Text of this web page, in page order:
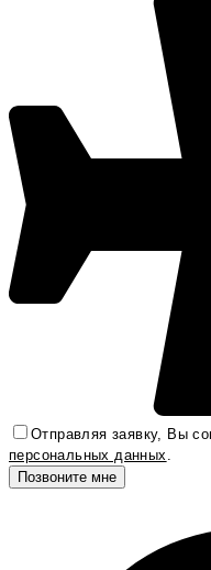
Отправляя заявку, Вы
персональных данных.